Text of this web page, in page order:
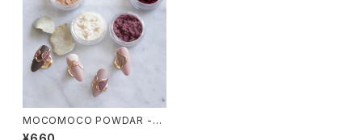
MOCOMOCO POWDAR -モ
コモコパウダー-